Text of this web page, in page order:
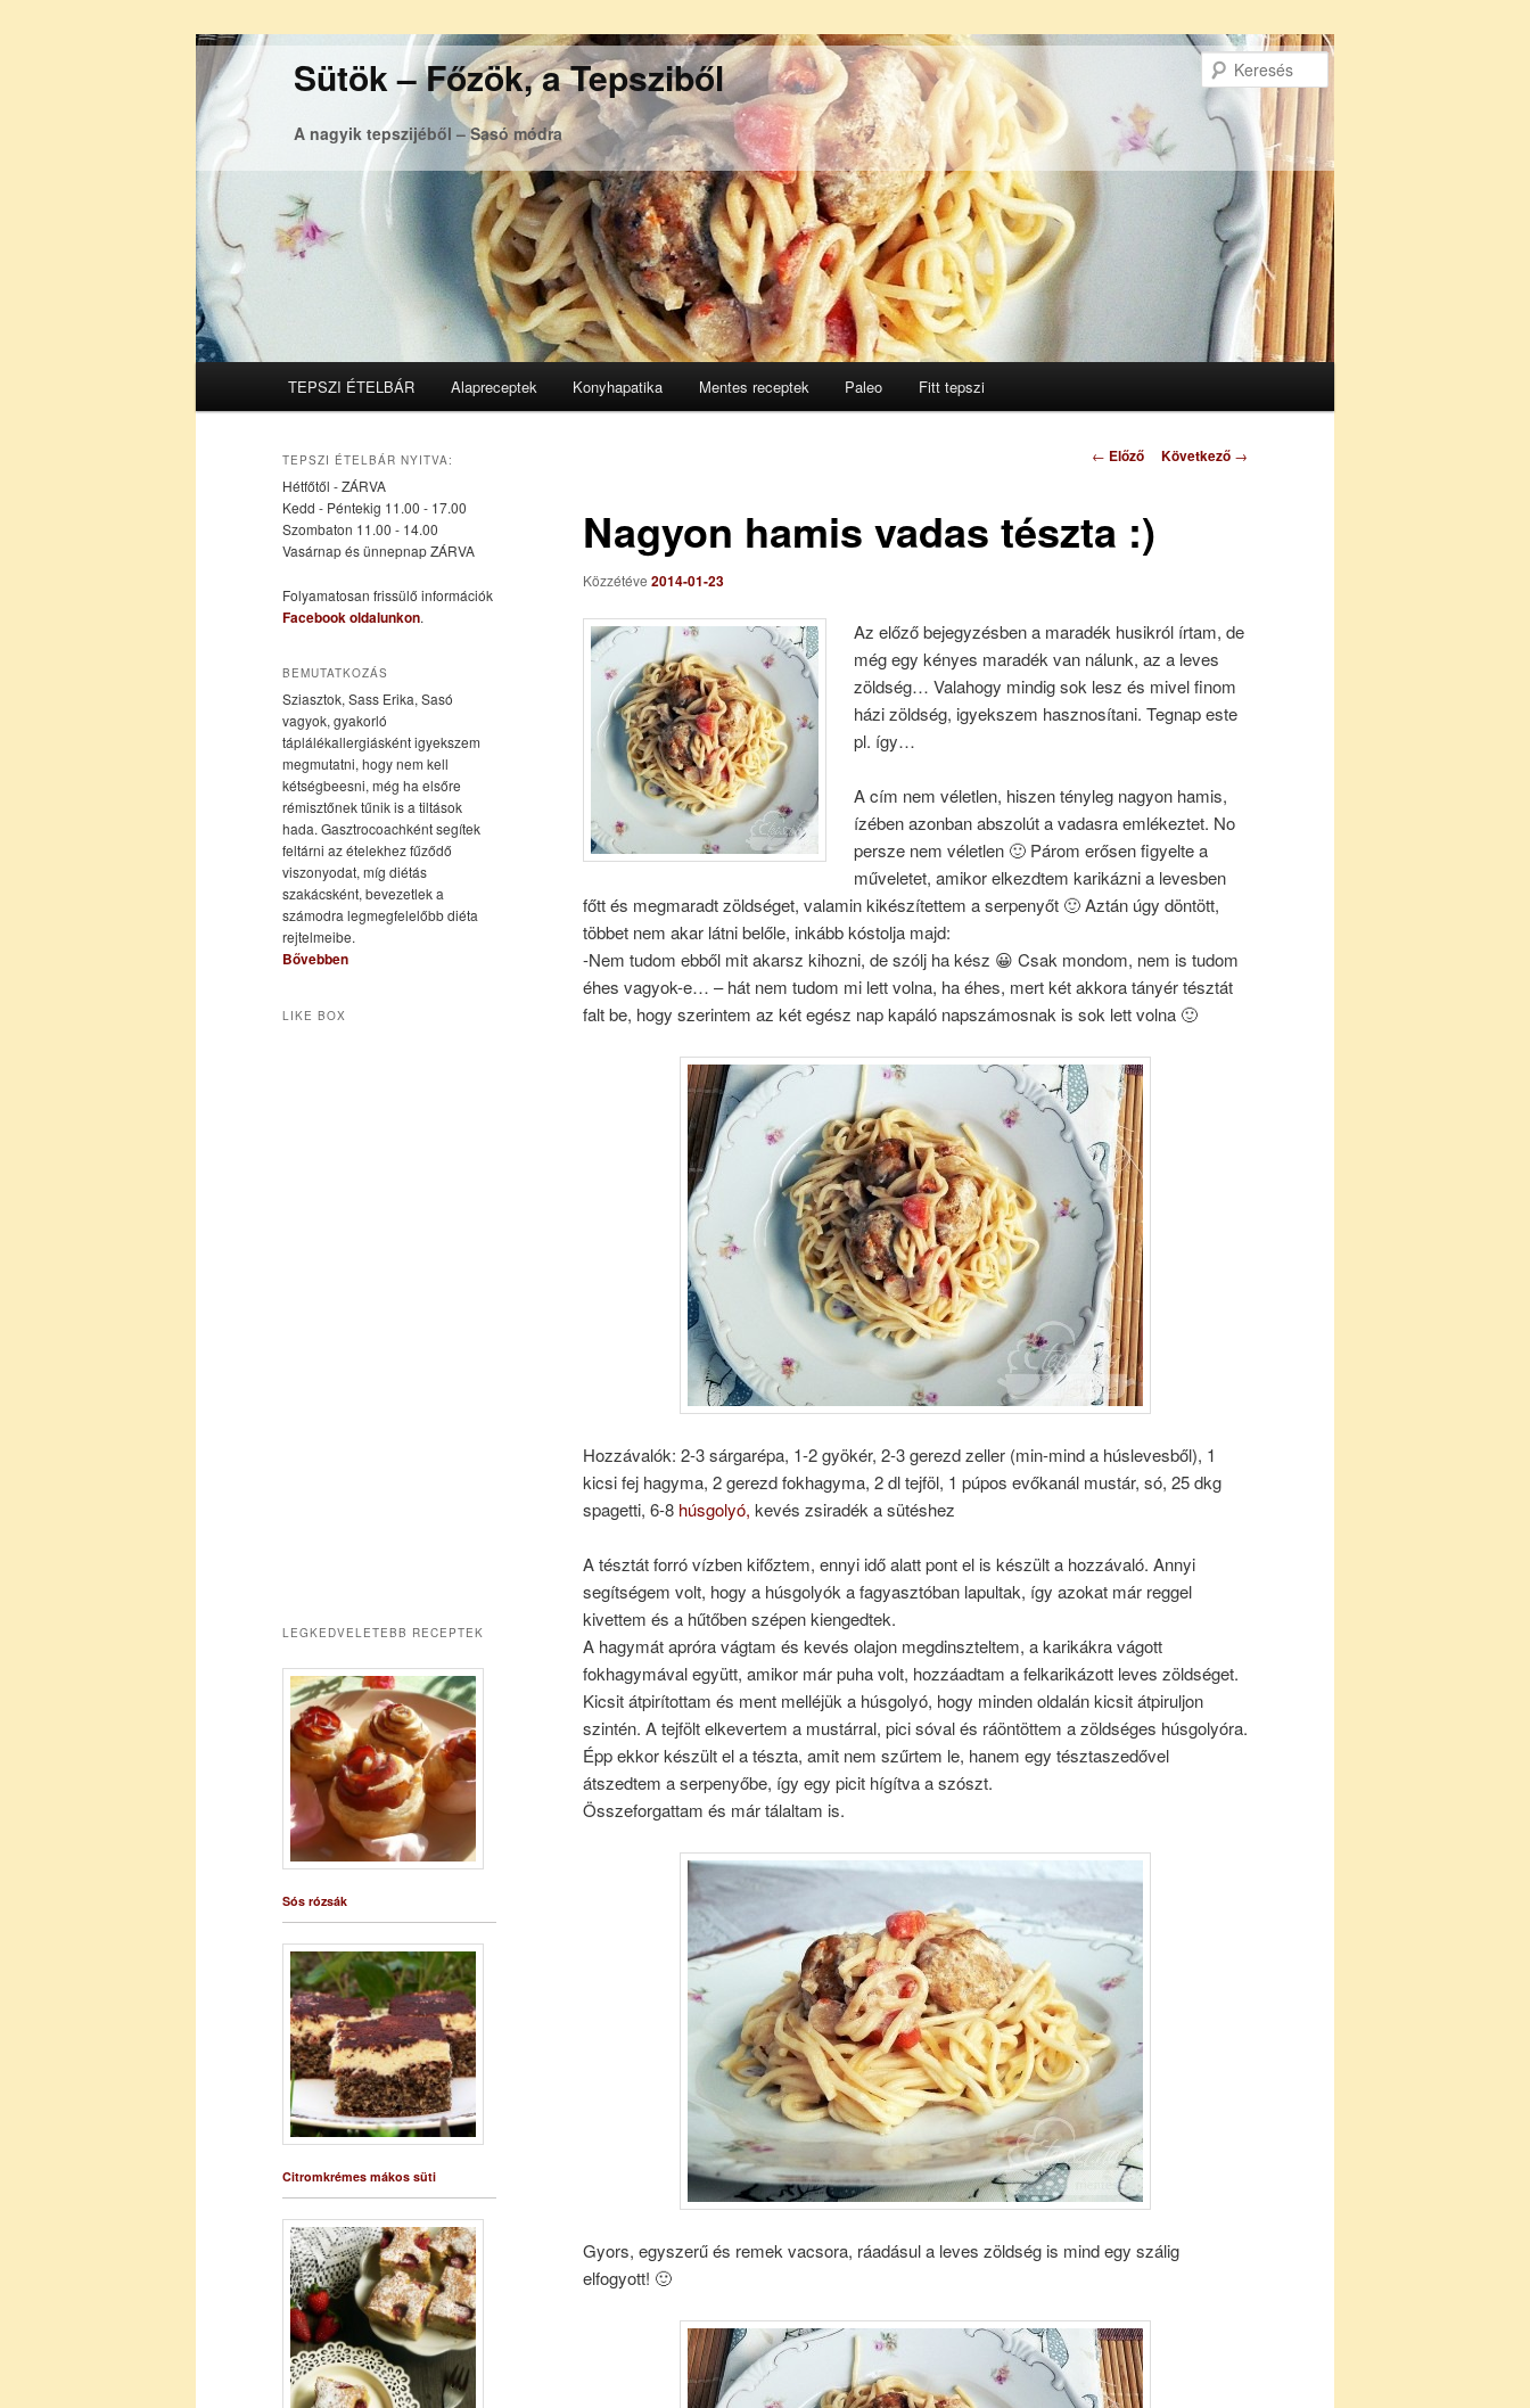
Sütök – Főzök, a Tepsziből
A nagyik tepszijéből – Sasó módra
Tovább
elsődleges
tartalomra
Tovább
másodlagos
tartalomra
TEPSZI ÉTELBÁR Alapreceptek Konyhapatika Mentes receptek Paleo Fitt tepszi
Bejegyzés
← Előző Következő →
Nagyon hamis vadas tészta :)
Közzétéve 2014-01-23
Az előző bejegyzésben a maradék husikról írtam, de
még egy kényes maradék van nálunk, az a leves
zöldség… Valahogy mindig sok lesz és mivel finom
házi zöldség, igyekszem hasznosítani. Tegnap este
pl. így…
A cím nem véletlen, hiszen tényleg nagyon hamis,
ízében azonban abszolút a vadasra emlékeztet. No
persze nem véletlen 🙂 Párom erősen figyelte a
műveletet, amikor elkezdtem karikázni a levesben
főtt és megmaradt zöldséget, valamin kikészítettem a serpenyőt 🙂 Aztán úgy döntött,
többet nem akar látni belőle, inkább kóstolja majd:
-Nem tudom ebből mit akarsz kihozni, de szólj ha kész 😀 Csak mondom, nem is tudom
éhes vagyok-e… – hát nem tudom mi lett volna, ha éhes, mert két akkora tányér tésztát
falt be, hogy szerintem az két egész nap kapáló napszámosnak is sok lett volna 🙂
Hozzávalók: 2-3 sárgarépa, 1-2 gyökér, 2-3 gerezd zeller (min-mind a húslevesből), 1
kicsi fej hagyma, 2 gerezd fokhagyma, 2 dl tejföl, 1 púpos evőkanál mustár, só, 25 dkg
spagetti, 6-8 húsgolyó, kevés zsiradék a sütéshez
A tésztát forró vízben kifőztem, ennyi idő alatt pont el is készült a hozzávaló. Annyi
segítségem volt, hogy a húsgolyók a fagyasztóban lapultak, így azokat már reggel
kivettem és a hűtőben szépen kiengedtek.
A hagymát apróra vágtam és kevés olajon megdinszteltem, a karikákra vágott
fokhagymával együtt, amikor már puha volt, hozzáadtam a felkarikázott leves zöldséget.
Kicsit átpirítottam és ment melléjük a húsgolyó, hogy minden oldalán kicsit átpiruljon
szintén. A tejfölt elkevertem a mustárral, pici sóval és ráöntöttem a zöldséges húsgolyóra.
Épp ekkor készült el a tészta, amit nem szűrtem le, hanem egy tésztaszedővel
átszedtem a serpenyőbe, így egy picit hígítva a szószt.
Összeforgattam és már tálaltam is.
Gyors, egyszerű és remek vacsora, ráadásul a leves zöldség is mind egy szálig
elfogyott! 🙂
TEPSZI ÉTELBÁR NYITVA:
Hétfőtől - ZÁRVA
Kedd - Péntekig 11.00 - 17.00
Szombaton 11.00 - 14.00
Vasárnap és ünnepnap ZÁRVA
Folyamatosan frissülő információk
Facebook oldalunkon.
BEMUTATKOZÁS
Sziasztok, Sass Erika, Sasó
vagyok, gyakorló
táplálékallergiásként igyekszem
megmutatni, hogy nem kell
kétségbeesni, még ha elsőre
rémisztőnek tűnik is a tiltások
hada. Gasztrocoachként segítek
feltárni az ételekhez fűződő
viszonyodat, míg diétás
szakácsként, bevezetlek a
számodra legmegfelelőbb diéta
rejtelmeibe.
Bővebben
LIKE BOX
LEGKEDVELETEBB RECEPTEK
Sós rózsák
Citromkrémes mákos süti